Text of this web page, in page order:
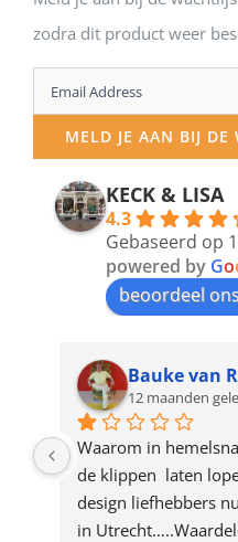
zodra dit product weer
Enter
your
email
address
product
MELD JE AAN BIJ DE
KECK & LISA
4.3
Gebaseerd op
powered by Go
beoordeel
Bauke van
12 maanden
Waarom in
de klippen  laten
design liefhebbers
in